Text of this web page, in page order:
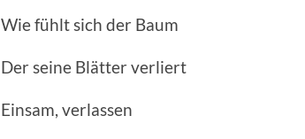
Wie fühlt sich der Baum
Der seine Blätter verliert
Einsam, verlassen